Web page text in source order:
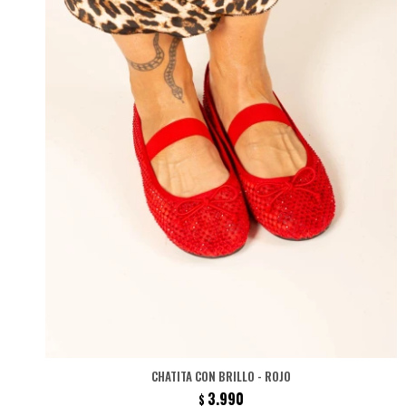
CHATITA CON BRILLO - ROJO
$ 3.990